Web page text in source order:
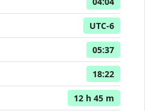
UTC-6
05:37
18:22
12 h 45 m